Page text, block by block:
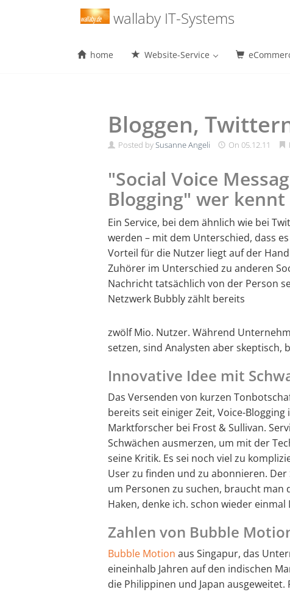
wallaby IT-Systems
Menu
home Website-Service
Bloggen,
Posted bySusanne Angeli On 05.12.11
"Social Voice
Blogging" wer kennt
Ein Service, bei dem ähnlich wie bei
werden – mit dem Unterschied, dass
Vorteil für die Nutzer liegt auf der
Zuhörer im Unterschied zu anderen
Nachricht tatsächlich von der Person
Netzwerk Bubbly zählt bereits
zwölf Mio. Nutzer. Während
setzen, sind Analysten aber skeptisch,
Innovative Idee mit
Das Versenden von kurzen
bereits seit einiger Zeit, Voice-
Marktforscher bei Frost & Sullivan.
Schwächen ausmerzen, um mit der
seine Kritik. Es sei noch viel zu
User zu finden und zu abonnieren.
um Personen zu suchen, braucht
Haken, denke ich. schon wieder
Zahlen von Bubble
Bubble Motion aus Singapur, das
eineinhalb Jahren auf den indischen
die Philippinen und Japan